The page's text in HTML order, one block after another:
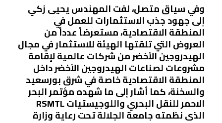
وفي سياق متصل، لفت المهندس يحيى زكي
إلى جهود جذب الاستثمارات للعمل في
المنطقة الاقتصادية، مستعرضاً عدداً من
العروض التي تلقتها الهيئة للاستثمار في مجال
الهيدروجين الأخضر من شركات عالمية لإقامة
مشروعات لصناعات الهيدروجين الأخضر داخل
المنطقة الاقتصادية خاصة في شرق بورسعيد
والسخنة، كما أشار إلى ما شهده مؤتمر البحر
الاحمر للنقل البحري واللوجيستيات RSMTL
الذى نظمته جامعة الجلالة تحت رعاية وزارة